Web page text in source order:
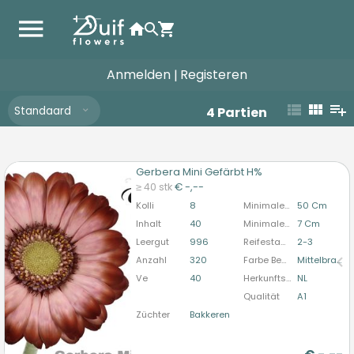
Anmelden | Registeren
Standaard 4 Partien
Gerbera Mini Gefärbt H%
≥ 40 stk€ -,--
Kolli 8 Minimale Stiellänge
50 Cm
Inhalt
40 Minimale Blütendurchmesser
7 Cm
Leergut
996 Reifestadium
2-3
Anzahl
320 Farbe Behandelt
Mittelbraun
Ve
40 Herkunftsland NL
Qualität
A1
Züchter
Bakkeren
Gerbera Mini Gefärbt H%
U moet ingelogd zijn om te kunnen kopen.
Hier
bitte anmelden